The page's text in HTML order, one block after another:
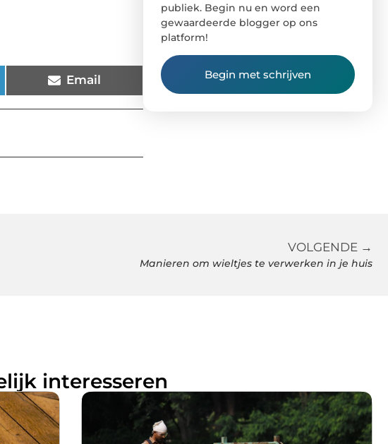
Email
publiek. Begin nu en word een
gewaardeerde blogger op ons
platform!
Begin met schrijven
VOLGENDE →
Manieren om wieltjes te verwerken in je huis
interesseren